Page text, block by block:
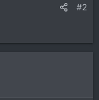
#2